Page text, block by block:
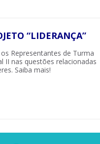
“LIDERANÇA”
Representantes de Turma
II nas questões relacionadas
Saiba mais!